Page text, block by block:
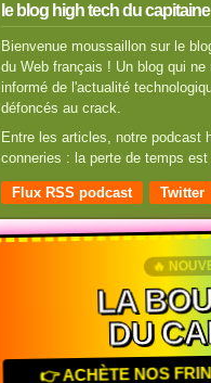
le blog high tech du capitaine
Bienvenue moussaillon sur le
du Web français ! Un blog qui
informé de l'actualité
défoncés au crack.
Entre les articles, notre podcast
conneries : la perte de temps
Flux RSS podcast Twitter
🔥
LA
DU
👉 ACHÈTE NOS